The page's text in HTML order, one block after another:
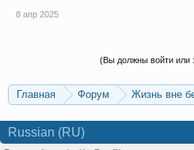
8 апр 2025
(Вы должны войти или
Главная Форум
Жизнь вне
Russian (RU)